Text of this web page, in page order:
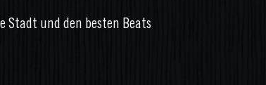
Stadt und den besten Beats